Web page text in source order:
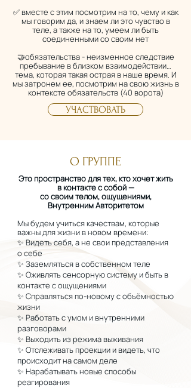
✅ вместе с этим посмотрим на то, чему и как
мы говорим да, и знаем ли это чувство в
теле, а также на то, умеем ли быть
соединенными со своим нет
🤝обязательства - неизменное следствие
пребывание в близком взаимодействии…
тема, которая такая острая в наше время. И
мы затронем ее, посмотрим на свою жизнь в
контексте обязательств (40 ворота)
УЧАСТВОВАТЬ
О ГРУППЕ
Это пространство для тех, кто хочет жить
в контакте с собой —
со своим телом, ощущениями,
Внутренним Авторитетом
Мы будем учиться качествам, которые
важны для жизни в новом времени:
✨ Видеть себя, а не свои представления
о себе
✨ Заземляться в собственном теле
✨ Оживлять сенсорную систему и быть в
контакте с ощущениями
​✨ Справляться по-новому с объёмностью
жизни
✨ Работать с умом и внутренними
разговорами
✨ Выходить из режима выживания
✨ Отслеживать проекции и видеть, что
происходит на самом деле
✨ Нарабатывать новые способы
реагирования